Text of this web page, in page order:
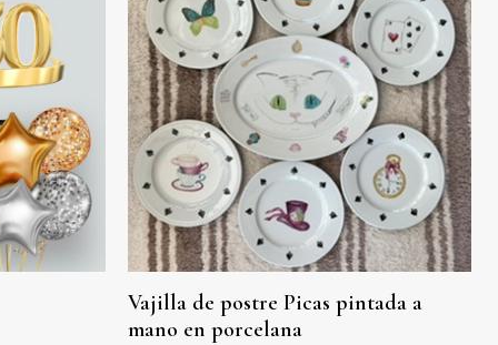
Vajilla de postre Picas pintada a
mano en porcelana